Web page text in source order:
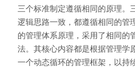
三个标准制定遵循相同的原理。
逻辑思路一致，都遵循相同的管
的管理体系原理，采用了相同的
法。其核心内容都是根据管理学
一个动态循环的管理框架，以持